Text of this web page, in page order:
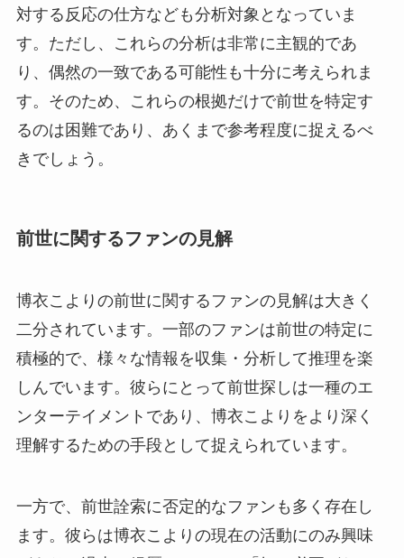
対する反応の仕方なども分析対象となっていま
す。ただし、これらの分析は非常に主観的であ
り、偶然の一致である可能性も十分に考えられま
す。そのため、これらの根拠だけで前世を特定す
るのは困難であり、あくまで参考程度に捉えるべ
きでしょう。
前世に関するファンの見解
博衣こよりの前世に関するファンの見解は大きく
二分されています。一部のファンは前世の特定に
積極的で、様々な情報を収集・分析して推理を楽
しんでいます。彼らにとって前世探しは一種のエ
ンターテイメントであり、博衣こよりをより深く
理解するための手段として捉えられています。
一方で、前世詮索に否定的なファンも多く存在し
ます。彼らは博衣こよりの現在の活動にのみ興味